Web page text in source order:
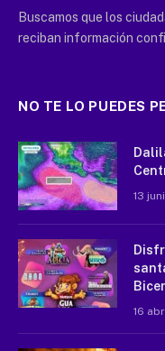
Buscamos que los
reciban información
NO TE LO PUEDES
13
16